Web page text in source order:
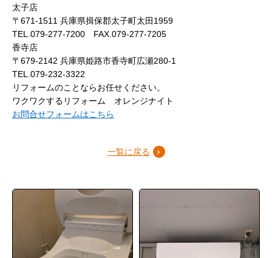
太子店
〒671-1511 兵庫県揖保郡太子町太田1959
TEL.079-277-7200 FAX.079-277-7205
香寺店
〒679-2142 兵庫県姫路市香寺町広瀬280-1
TEL.079-232-3322
リフォームのことならお任せください。
ワクワクするリフォーム オレンジナイト
お問合せフォームはこちら
一覧に戻る